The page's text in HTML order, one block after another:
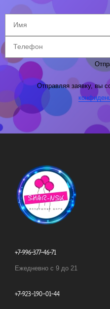
Отправляя заявку, вы
+7-996-377-46-71
Ежедневно с 9 до 21
+7-923-190-01-44